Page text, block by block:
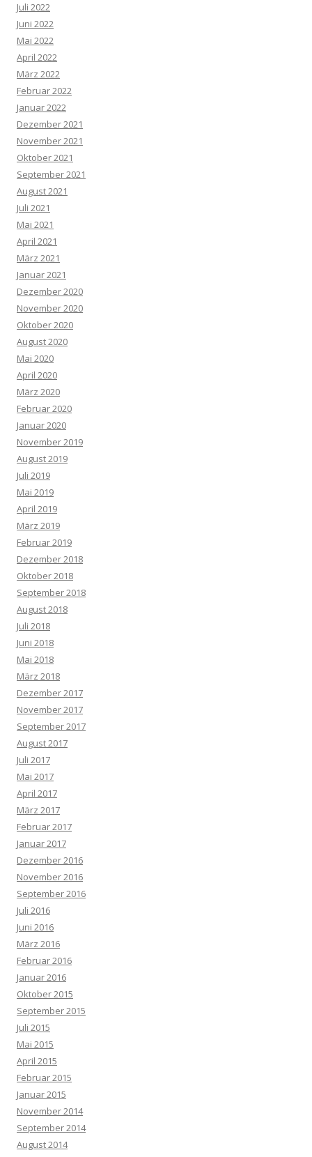
Juli 2022
Juni 2022
Mai 2022
April 2022
März 2022
Februar 2022
Januar 2022
Dezember 2021
November 2021
Oktober 2021
September 2021
August 2021
Juli 2021
Mai 2021
April 2021
März 2021
Januar 2021
Dezember 2020
November 2020
Oktober 2020
August 2020
Mai 2020
April 2020
März 2020
Februar 2020
Januar 2020
November 2019
August 2019
Juli 2019
Mai 2019
April 2019
März 2019
Februar 2019
Dezember 2018
Oktober 2018
September 2018
August 2018
Juli 2018
Juni 2018
Mai 2018
März 2018
Dezember 2017
November 2017
September 2017
August 2017
Juli 2017
Mai 2017
April 2017
März 2017
Februar 2017
Januar 2017
Dezember 2016
November 2016
September 2016
Juli 2016
Juni 2016
März 2016
Februar 2016
Januar 2016
Oktober 2015
September 2015
Juli 2015
Mai 2015
April 2015
Februar 2015
Januar 2015
November 2014
September 2014
August 2014